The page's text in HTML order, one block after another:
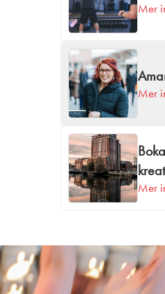
Mer
Mer
Mer